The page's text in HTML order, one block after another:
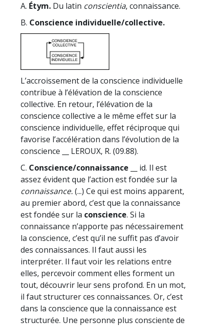
A. Étym. Du latin conscientia, connaissance.
B. Conscience individuelle/collective.
L’accroissement de la conscience individuelle
contribue à l’élévation de la conscience
collective. En retour, l’élévation de la
conscience collective a le même effet sur la
conscience individuelle, effet réciproque qui
favorise l’accélération dans l’évolution de la
conscience __ LEROUX, R. (09.88).
C. Conscience/connaissance
__ id. Il est
assez évident que l’action est fondée sur la
connaissance.(...) Ce qui est moins apparent,
au premier abord, c’est que la connaissance
est fondée sur la conscience. Si la
connaissance n’apporte pas nécessairement
la conscience, c’est qu’il ne suffit pas d’avoir
des connaissances. Il faut aussi les
interpréter. Il faut voir les relations entre
elles, percevoir comment elles forment un
tout, découvrir leur sens profond. En un mot,
il faut structurer ces connaissances. Or, c’est
dans la conscience que la connaissance est
structurée. Une personne plus consciente de